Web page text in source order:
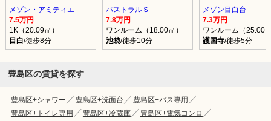
メゾン・アミティエ
7.5万円
1K（20.09㎡）
目白/徒歩8分
パストラルＳ
7.8万円
ワンルーム（18.00㎡）
池袋/徒歩10分
メゾン目白台
7.3万円
ワンルーム（25.00
護国寺/徒歩5分
豊島区の賃貸を探す
豊島区+シャワー 豊島区+洗面台
豊島区+バス専用
豊島区+トイレ専用
豊島区+冷蔵庫
豊島区+電気コンロ